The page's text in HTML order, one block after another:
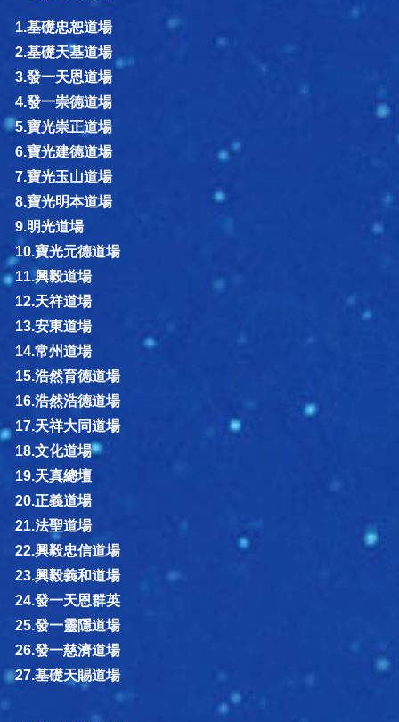
1.基礎忠恕道場
2.基礎天基道場
3.發一天恩道場
4.發一崇德道場
5.寶光崇正道場
6.寶光建德道場
7.寶光玉山道場
8.寶光明本道場
9.明光道場
10.寶光元德道場
11.興毅道場
12.天祥道場
13.安東道場
14.常州道場
15.浩然育德道場
16.浩然浩德道場
17.天祥大同道場
18.文化道場
19.天真總壇
20.正義道場
21.法聖道場
22.興毅忠信道場
23.興毅義和道場
24.發一天恩群英
25.發一靈隱道場
26.發一慈濟道場
27.基礎天賜道場